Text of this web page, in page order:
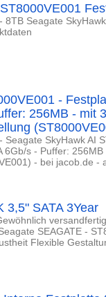
Seagate
-
256MB - mit
SkyHawk AI
s - Puffer:
- bei jacob.de -
3,5" SATA 3Year
SEAGATE -
Flexible